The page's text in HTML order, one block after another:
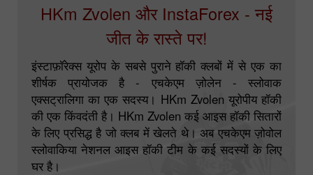
HKm Zvolen और InstaForex - नई
जीत के रास्ते पर!
इंस्टाफ़ॉरेक्स यूरोप के सबसे पुराने हॉकी क्लबों में से एक का
शीर्षक प्रायोजक है - एचकेएम ज़ोलेन - स्लोवाक
एक्सट्रालिगा का एक सदस्य। HKm Zvolen यूरोपीय हॉकी
की एक किंवदंती है। HKm Zvolen कई आइस हॉकी सितारों
के लिए प्रसिद्ध है जो क्लब में खेलते थे। अब एचकेएम ज़ोवोल
स्लोवाकिया नेशनल आइस हॉकी टीम के कई सदस्यों के लिए
घर है।